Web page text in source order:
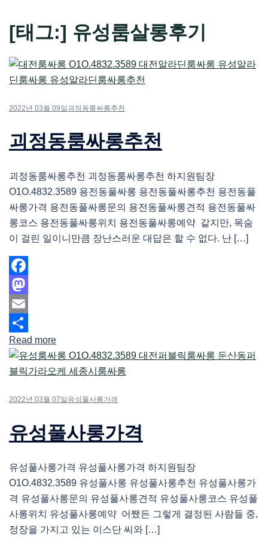
[태그:] 유성룸살롱후기
2022년 03월 09일 괴정동룸싸롱추천
괴정동룸싸롱추천
괴정동룸싸롱추천 괴정동룸싸롱추천 하지원팀장
O1O.4832.3589 용전동풀싸롱 용전동풀싸롱추천 용전동풀
싸롱가격 용전동풀싸롱문의 용전동풀싸롱견적 용전동풀싸
롱코스 용전동풀싸롱위치 용전동풀싸롱예약 같지만, 목숨
이 걸린 일이니만큼 장난스러운 대답은 할 수 없다. 난 […]
Facebook
Mastodon
Email
Share
Read more
2022년 03월 07일 유성풀사롱가격
유성풀사롱가격
유성풀사롱가격 유성풀사롱가격 하지원팀장
O1O.4832.3589 유성풀사롱 유성풀사롱추천 유성풀사롱가
격 유성풀사롱문의 유성풀사롱견적 유성풀사롱코스 유성풀
사롱위치 유성풀사롱예약 어쨌든 그렇게 결정된 사람들 중,
정장을 가지고 있는 이스단 씨와 […]